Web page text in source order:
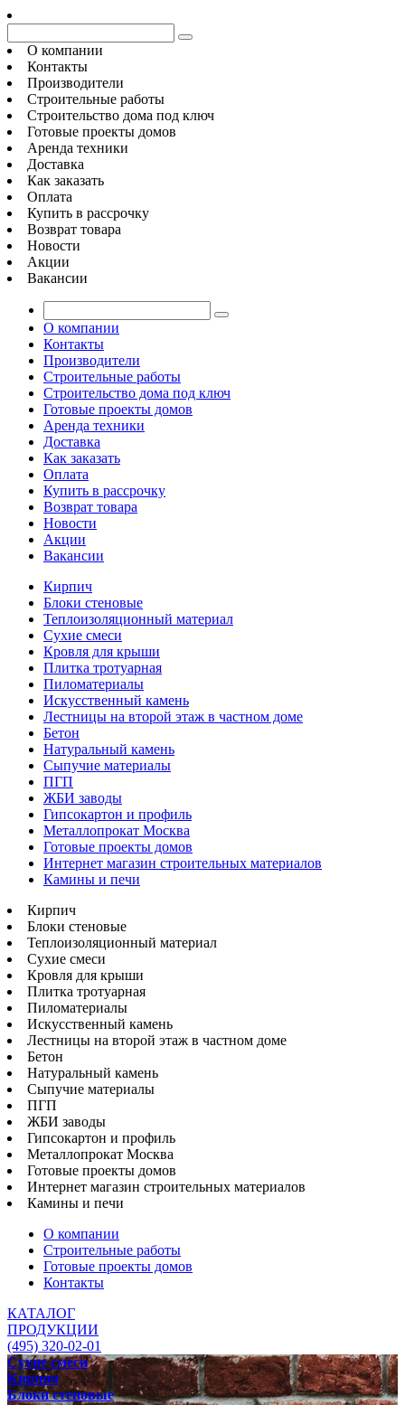
О компании
Контакты
Производители
Строительные работы
Строительство дома под ключ
Готовые проекты домов
Аренда техники
Доставка
Как заказать
Оплата
Купить в рассрочку
Возврат товара
Новости
Акции
Вакансии
О компании
Контакты
Производители
Строительные работы
Строительство дома под ключ
Готовые проекты домов
Аренда техники
Доставка
Как заказать
Оплата
Купить в рассрочку
Возврат товара
Новости
Акции
Вакансии
Кирпич
Блоки стеновые
Теплоизоляционный материал
Сухие смеси
Кровля для крыши
Плитка тротуарная
Пиломатериалы
Искусственный камень
Лестницы на второй этаж в частном доме
Бетон
Натуральный камень
Сыпучие материалы
ПГП
ЖБИ заводы
Гипсокартон и профиль
Металлопрокат Москва
Готовые проекты домов
Интернет магазин строительных материалов
Камины и печи
Кирпич
Блоки стеновые
Теплоизоляционный материал
Сухие смеси
Кровля для крыши
Плитка тротуарная
Пиломатериалы
Искусственный камень
Лестницы на второй этаж в частном доме
Бетон
Натуральный камень
Сыпучие материалы
ПГП
ЖБИ заводы
Гипсокартон и профиль
Металлопрокат Москва
Готовые проекты домов
Интернет магазин строительных материалов
Камины и печи
О компании
Строительные работы
Готовые проекты домов
Контакты
КАТАЛОГ
ПРОДУКЦИИ
(495) 320-02-01
Сухие смеси
Кирпич
Блоки стеновые